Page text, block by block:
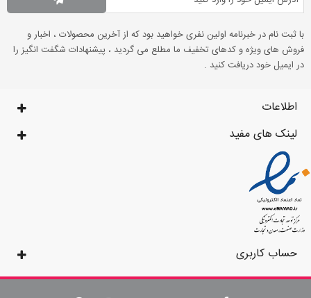
با ثبت نام در خبرنامه اولین نفری خواهید بود که از آخرین محصولات ، اخبار و
فروش های ویژه و کدهای تخفیف ما مطلع می گردید ، پیشنهادات شگفت انگیز را
در ایمیل خود دریافت کنید .
اطلاعات
لینک های مفید
حساب کاربری